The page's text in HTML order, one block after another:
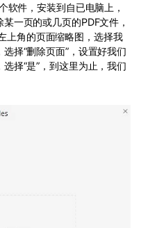
件，安装到自已电脑上，
一页的或几页的PDF文件，
上角的页面缩略图，选择我
择“删除页面”，设置好我们
择“是”，到这里为止，我们